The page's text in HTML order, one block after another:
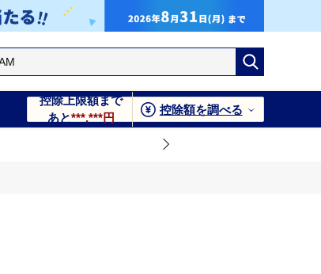
控除上限額まで
あと***,***円
控除額を調べる